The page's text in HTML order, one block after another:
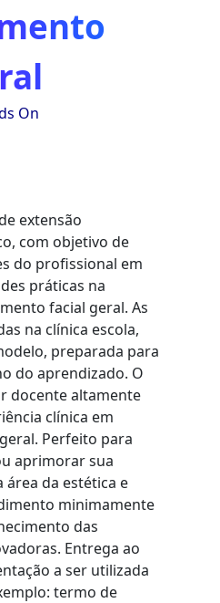
On
extensão
com objetivo de
do profissional em
práticas na
facial geral. As
na clínica escola,
preparada para
do aprendizado. O
docente altamente
clínica em
Perfeito para
aprimorar sua
da estética e
minimamente
das
Entrega ao
a ser utilizada
termo de